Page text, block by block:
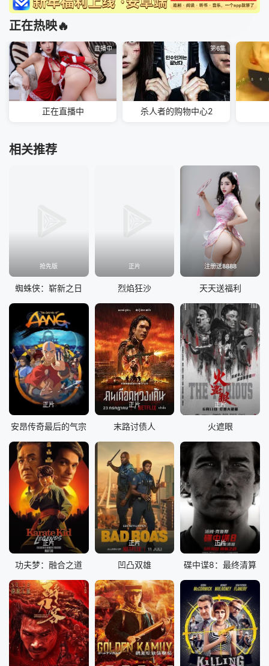
正在热映🔥
直播中
正在直播中
第6集
杀人者的购物中心2
相关推荐
抢先版
蜘蛛侠：崭新之日
正片
烈焰狂沙
注册送8888
天天送福利
正片
安昂传奇最后的气宗
正片
末路讨债人
正片
火遮眼
正片
功夫梦：融合之道
正片
凹凸双雄
正片
碟中谍8：最终清算